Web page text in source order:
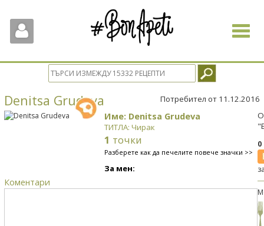
Toggle
Denitsa Grudeva Потребител от 11.12.2016
Име: Denitsa Grudeva
ТИТЛА: Чирак
1 точки
Разберете как да печелите повече значки >>
За мен:
Коментари